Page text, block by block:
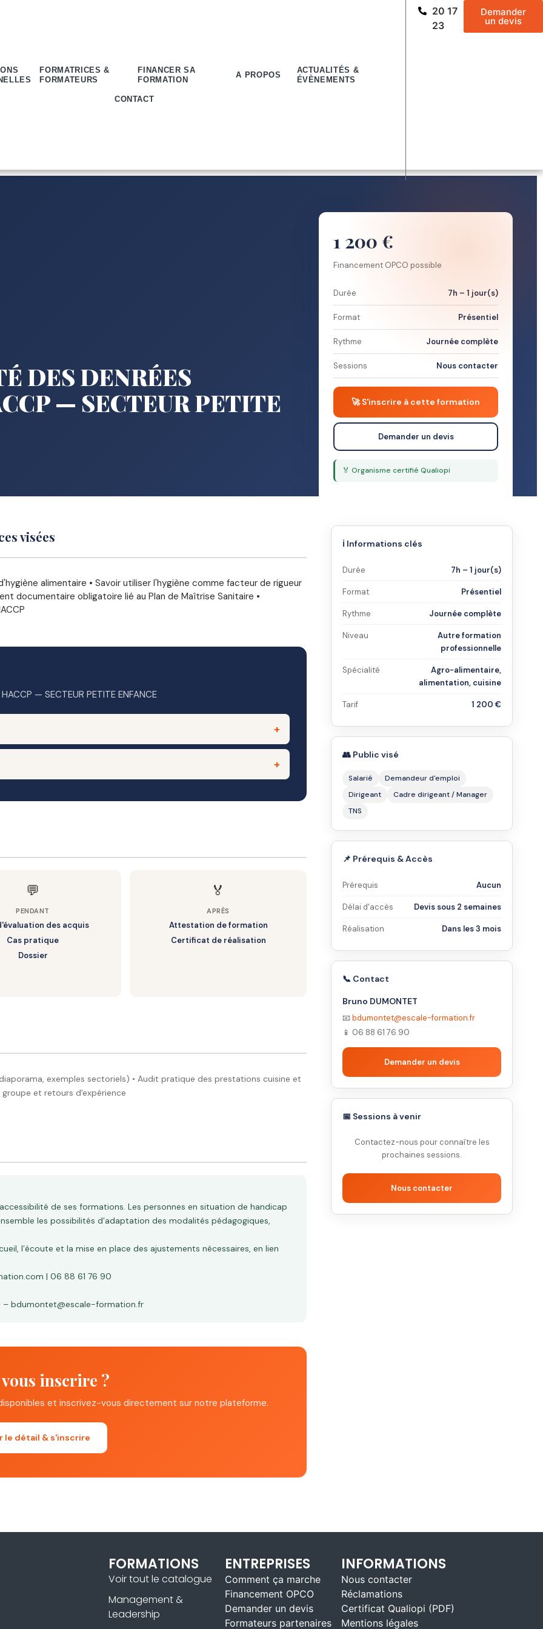
FORMATRICES &
FORMATEURS
FINANCER SA
FORMATION
A PROPOS
ACTUALITÉS &
ÉVÈNEMENTS
CONTACT
20 17
23
Demander
un devis
DES DENRÉES
— SECTEUR PETITE
1 200 €
Financement OPCO possible
Durée 7h – 1 jour(s)
Format Présentiel
Rythme Journée complète
Sessions Nous contacter
🚀 S'inscrire à cette formation
Demander un devis
🏅 Organisme certifié Qualiopi
visées
alimentaire • Savoir utiliser l'hygiène comme facteur de rigueur
documentaire obligatoire lié au Plan de Maîtrise Sanitaire •
— SECTEUR PETITE ENFANCE
les sources et facteurs de risque alimentaire
réponses
allergène
(température, eau, pH…)
cuisine de crèche
de santé
d'observation
points clés — questions en suspens notées sur
matinée
collectif)
aux enregistrements
CCP
commenté
de préparation biberon
collective
lait infantile
et stockage des biberons
spécifiques
axes d'amélioration identifiés
finale
💬
PENDANT
des acquis
Cas pratique
Dossier
🏅
APRÈS
Attestation de formation
Certificat de réalisation
exemples sectoriels) • Audit pratique des prestations cuisine et
groupe et retours d'expérience
de ses formations. Les personnes en situation de handicap
les possibilités d’adaptation des modalités pédagogiques,
l’écoute et la mise en place des ajustements nécessaires, en lien
| 06 88 61 76 90
– bdumontet@escale-formation.fr
inscrire ?
et inscrivez-vous directement sur notre plateforme.
le détail & s'inscrire
ℹ️ Informations clés
Durée 7h – 1 jour(s)
Format Présentiel
Rythme Journée complète
Niveau
Autre formation
professionnelle
Spécialité
Agro-alimentaire,
alimentation, cuisine
Tarif 1 200 €
👥 Public visé
Salarié
Demandeur d'emploi
Dirigeant
Cadre dirigeant / Manager
TNS
📌 Prérequis & Accès
Prérequis Aucun
Délai d'accès Devis sous 2 semaines
Réalisation Dans les 3 mois
📞 Contact
Bruno DUMONTET
📧bdumontet@escale-formation.fr
📱 06 88 61 76 90
Demander un devis
📅 Sessions à venir
Contactez-nous pour connaître les
prochaines sessions.
Nous contacter
FORMATIONS
Voir tout le catalogue
Management &
Leadership
ENTREPRISES
Comment ça marche
Financement OPCO
Demander un devis
Formateurs partenaires
INFORMATIONS
Nous contacter
Réclamations
Certificat Qualiopi (PDF)
Mentions légales